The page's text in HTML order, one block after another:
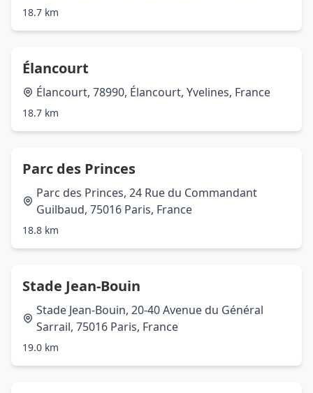
18.7 km
Élancourt
Élancourt, 78990, Élancourt, Yvelines, France
18.7 km
Parc des Princes
Parc des Princes, 24 Rue du Commandant
Guilbaud, 75016 Paris, France
18.8 km
Stade Jean-Bouin
Stade Jean-Bouin, 20-40 Avenue du Général
Sarrail, 75016 Paris, France
19.0 km